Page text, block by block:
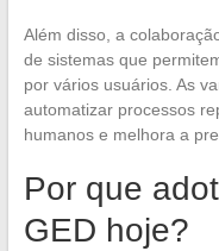
Além disso, a
de sistemas que
por vários usuários. As
automatizar processos
humanos e melhora a
Por que
GED hoje?